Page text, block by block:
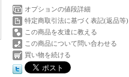
オプションの値段詳細
特定商取引法に基づく表記(返品等)
この商品を友達に教える
この商品について問い合わせる
買い物を続ける